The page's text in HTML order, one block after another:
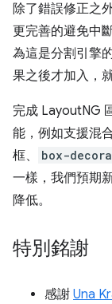
除了錯誤修正之
更完善的避免中
為這是分割引擎
果之後才加入，
完成 LayoutNG
能，例如支援混
框、
box-
一樣，我們預期
降低。
特別銘謝
感謝 Una